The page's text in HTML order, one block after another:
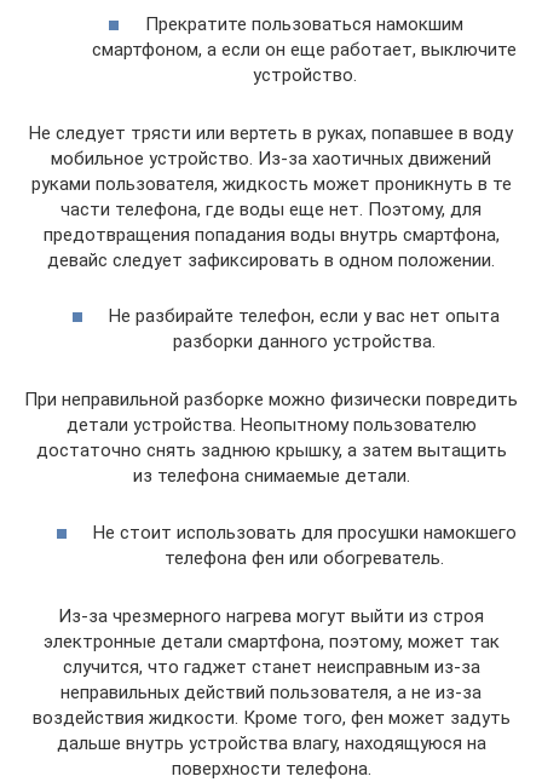
Прекратите пользоваться намокшим
смартфоном, а если он еще работает, выключите
устройство.
Не следует трясти или вертеть в руках, попавшее в воду
мобильное устройство. Из-за хаотичных движений
руками пользователя, жидкость может проникнуть в те
части телефона, где воды еще нет. Поэтому, для
предотвращения попадания воды внутрь смартфона,
девайс следует зафиксировать в одном положении.
Не разбирайте телефон, если у вас нет опыта
разборки данного устройства.
При неправильной разборке можно физически повредить
детали устройства. Неопытному пользователю
достаточно снять заднюю крышку, а затем вытащить
из телефона снимаемые детали.
Не стоит использовать для просушки намокшего
телефона фен или обогреватель.
Из-за чрезмерного нагрева могут выйти из строя
электронные детали смартфона, поэтому, может так
случится, что гаджет станет неисправным из-за
неправильных действий пользователя, а не из-за
воздействия жидкости. Кроме того, фен может задуть
дальше внутрь устройства влагу, находящуюся на
поверхности телефона.